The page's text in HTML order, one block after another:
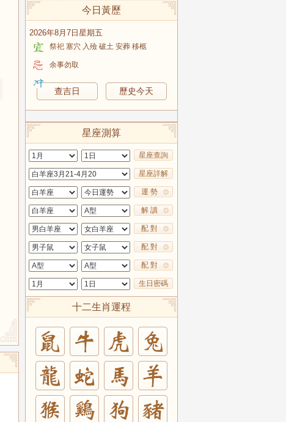
今日黃歷
2026年8月7日星期五
祭祀 塞穴 入殮 破土 安葬 移柩
余事勿取
查吉日 歷史今天
星座測算
星座查詢
星座詳解
運 勢
解 讀
配 對
配 對
配 對
生日密碼
十二生肖運程
羊